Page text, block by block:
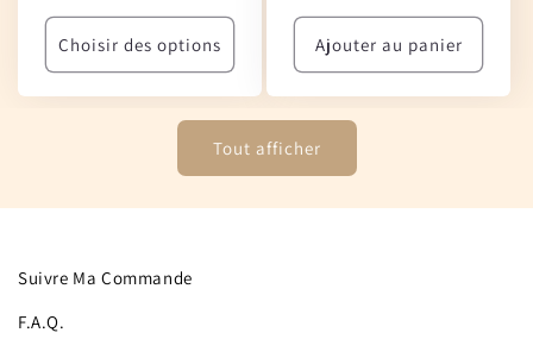
habituel
Choisir des options
habituel
Ajouter au panier
Tout afficher
Suivre Ma Commande
F.A.Q.